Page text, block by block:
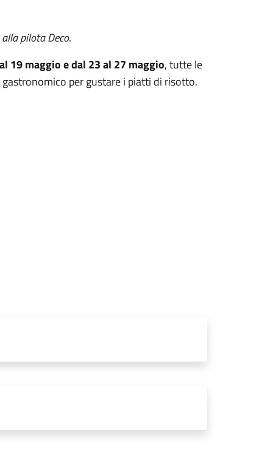
pilota Deco.
19 maggio e dal 23 al 27 maggio, tutte le
per gustare i piatti di risotto.